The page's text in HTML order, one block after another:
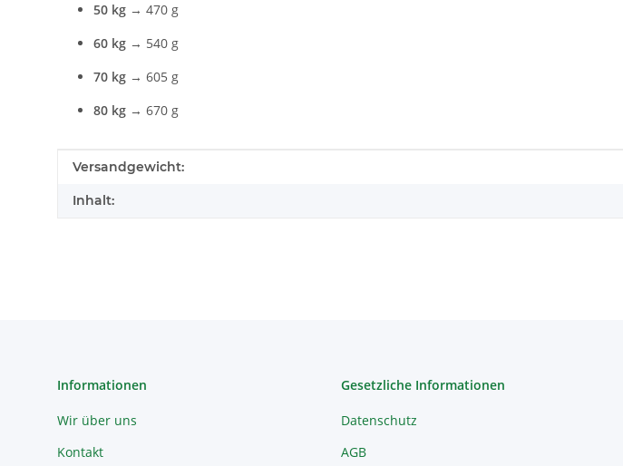
50 kg → 470 g
60 kg → 540 g
70 kg → 605 g
80 kg → 670 g
Produkteigenschaft
Wert
Versandgewicht:
Inhalt:
Informationen
Wir über uns
Kontakt
Gesetzliche Informationen
Datenschutz
AGB